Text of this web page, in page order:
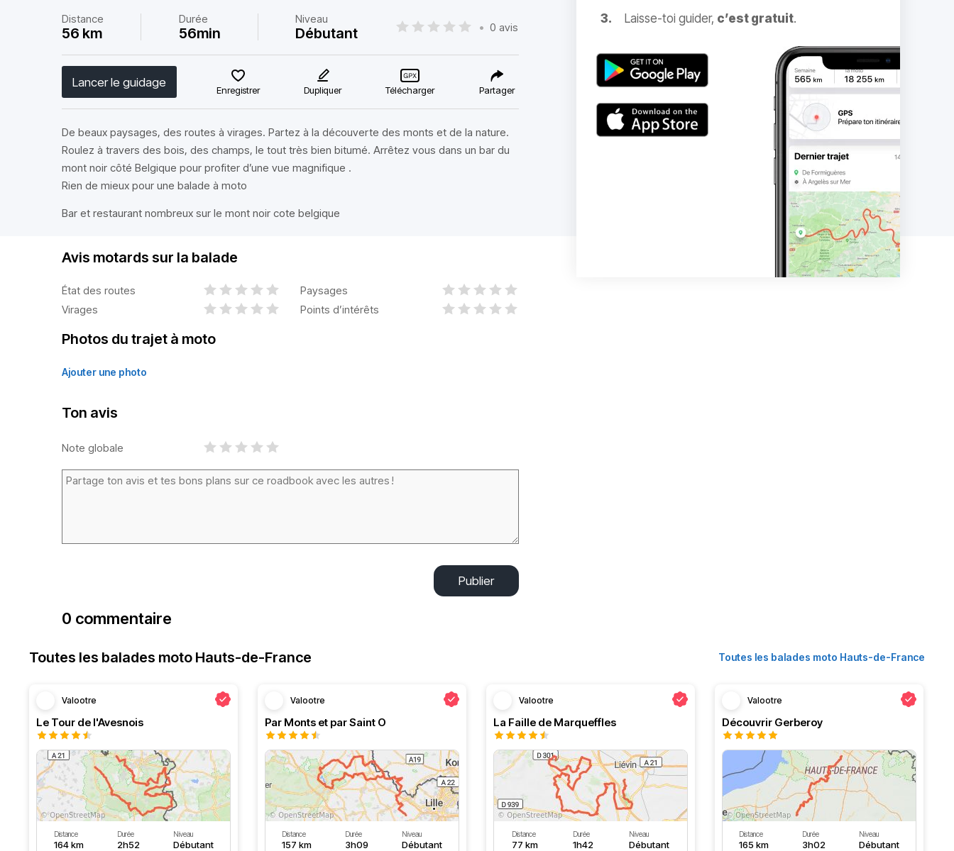
Distance
56 km
Durée
56min
Niveau
Débutant • 0 avis
Lancer le guidage
Enregistrer Dupliquer Télécharger Partager
De beaux paysages, des routes à virages. Partez à la découverte des monts et de la nature.
Roulez à travers des bois, des champs, le tout très bien bitumé. Arrêtez vous dans un bar du
mont noir côté Belgique pour profiter d’une vue magnifique .
Rien de mieux pour une balade à moto
Bar et restaurant nombreux sur le mont noir cote belgique
Laisse-toi guider, c’est gratuit.
Avis motards sur la balade
État des routes
Paysages
Virages
Points d’intérêts
Photos du trajet à moto
Ajouter une photo
Ton avis
Note globale
Publier
0 commentaire
Toutes les balades moto Hauts-de-France Toutes les balades moto Hauts-de-France
Valootre
Le Tour de l'Avesnois
Distance
164 km
Durée
2h52
Niveau
Débutant
Valootre
Par Monts et par Saint O
Distance
157 km
Durée
3h09
Niveau
Débutant
Valootre
La Faille de Marqueffles
Distance
77 km
Durée
1h42
Niveau
Débutant
Valootre
Découvrir Gerberoy
Distance
165 km
Durée
3h02
Niveau
Débutant